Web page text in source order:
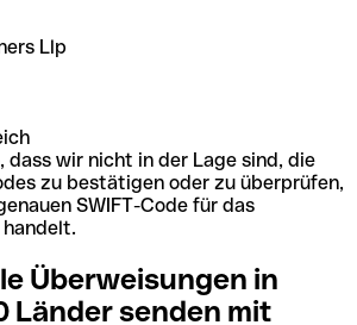
Llp
dass wir nicht in der Lage sind, die
zu bestätigen oder zu überprüfen,
SWIFT-Code für das
Überweisungen in
Länder senden mit